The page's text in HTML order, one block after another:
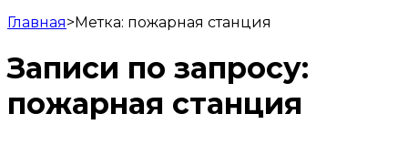
Главная>Метка: пожарная станция
Записи по запросу:
пожарная станция